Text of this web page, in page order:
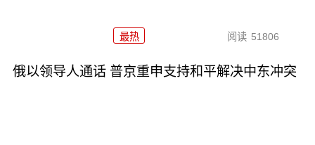
最热 阅读 51806
俄以领导人通话 普京重申支持和平解决中东冲突